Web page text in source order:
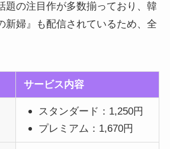
題の注目作が多数揃っており、韓
新婦』も配信されているため、全
サービス内容
スタンダード：1,250円
プレミアム：1,670円